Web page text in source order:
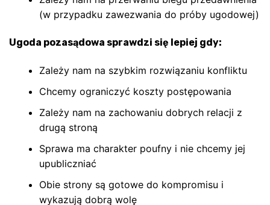
(w przypadku zawezwania do próby ugodowej)
Ugoda pozasądowa sprawdzi się lepiej gdy:
Zależy nam na szybkim rozwiązaniu konfliktu
Chcemy ograniczyć koszty postępowania
Zależy nam na zachowaniu dobrych relacji z
drugą stroną
Sprawa ma charakter poufny i nie chcemy jej
upubliczniać
Obie strony są gotowe do kompromisu i
wykazują dobrą wolę